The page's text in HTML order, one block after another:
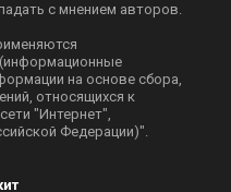
с мнением авторов.
на основе сбора,
относящихся к
"Интернет",
Федерации)".